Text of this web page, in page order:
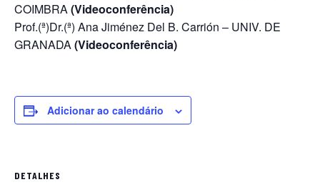
COIMBRA(Videoconferência)
Prof.(ª)Dr.(ª) Ana Jiménez Del B. Carrión – UNIV. DE
GRANADA(Videoconferência)
Adicionar ao calendário
DETALHES